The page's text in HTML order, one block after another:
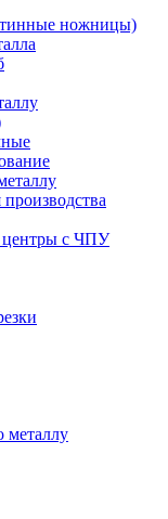
ножницы)
с ЧПУ